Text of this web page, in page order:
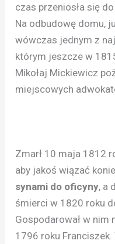
czas przeniosła się
Na odbudowę domu,
wówczas jednym z
którym jeszcze w
Mikołaj Mickiewicz
miejscowych
Zmarł 10 maja 1812
aby jakoś wiązać
synami do oficyny, a
śmierci w 1820 roku
Gospodarował w nim
1796 roku